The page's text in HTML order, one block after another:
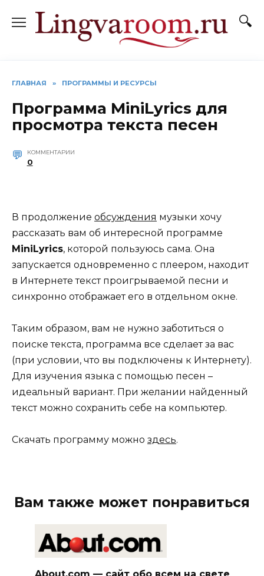
содержанию
ГЛАВНАЯ » ПРОГРАММЫ И РЕСУРСЫ
Программа MiniLyrics для
просмотра текста песен
КОММЕНТАРИИ
0
В продолжение обсуждения музыки хочу
рассказать вам об интересной программе
MiniLyrics, которой пользуюсь сама. Она
запускается одновременно с плеером, находит
в Интернете текст проигрываемой песни и
синхронно отображает его в отдельном окне.
Таким образом, вам не нужно заботиться о
поиске текста, программа все сделает за вас
(при условии, что вы подключены к Интернету).
Для изучения языка с помощью песен –
идеальный вариант. При желании найденный
текст можно сохранить себе на компьютер.
Скачать программу можно здесь.
Вам также может понравиться